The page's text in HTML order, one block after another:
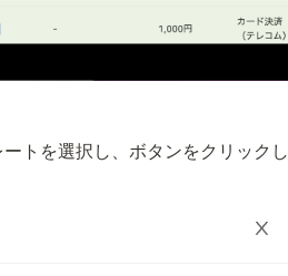
トを選択し、 ボタンをクリックし